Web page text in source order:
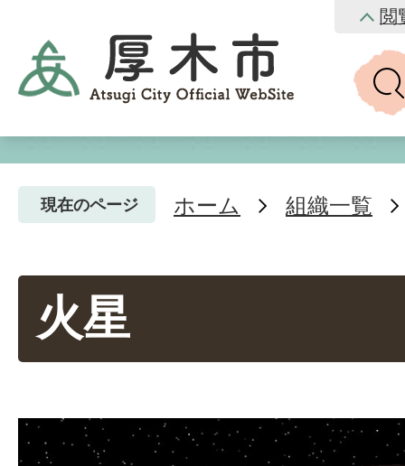
閲
現在のページ ホーム 組織一覧
火星